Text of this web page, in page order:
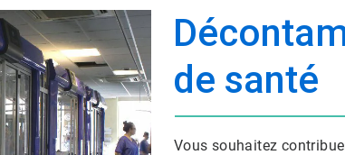
de santé​​​​​​​
Vous souhaitez